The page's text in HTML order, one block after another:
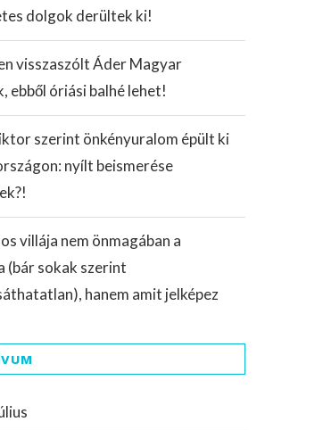
dolgok derültek ki!
visszaszólt Áder Magyar
ebből óriási balhé lehet!
szerint önkényuralom épült ki
nyílt beismerése
villája nem önmagában a
(bár sokak szerint
hanem amit jelképez